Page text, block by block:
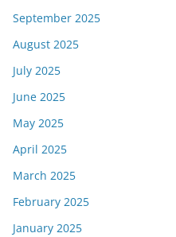
September 2025
August 2025
July 2025
June 2025
May 2025
April 2025
March 2025
February 2025
January 2025